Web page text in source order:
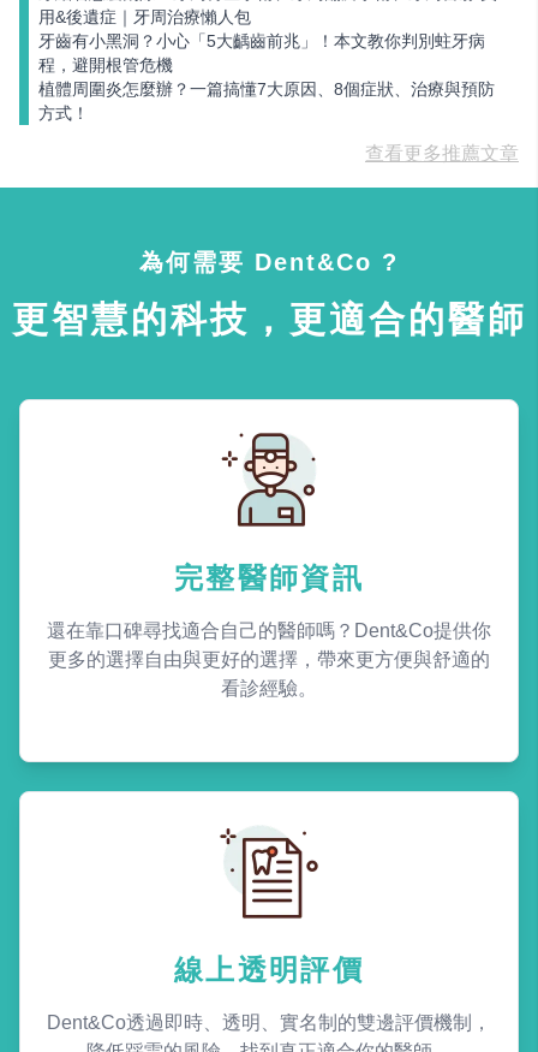
用&後遺症｜牙周治療懶人包
牙齒有小黑洞？小心「5大齲齒前兆」！本文教你判別蛀牙病
程，避開根管危機
植體周圍炎怎麼辦？一篇搞懂7大原因、8個症狀、治療與預防
方式！
查看更多推薦文章
為何需要 Dent&Co ?
更智慧的科技，更適合的醫師
完整醫師資訊
還在靠口碑尋找適合自己的醫師嗎？Dent&Co提供你
更多的選擇自由與更好的選擇，帶來更方便與舒適的
看診經驗。
線上透明評價
Dent&Co透過即時、透明、實名制的雙邊評價機制，